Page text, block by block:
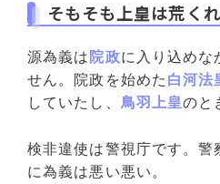
そもそも上皇は荒く
源為義は 院政に入り込めな
せん。院政を始めた 白河法
していたし、 鳥羽上皇のと
検非違使は警視庁です。
に為義は悪い悪い。